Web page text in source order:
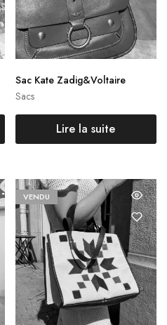
Sacs
Sac Kate Zadig&Voltaire
Lire la suite
VENDU